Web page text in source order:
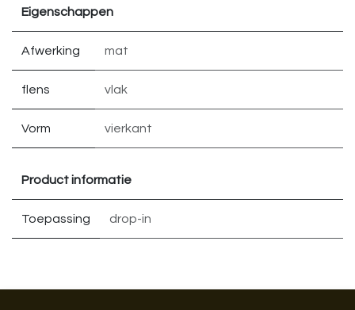
Eigenschappen
Afwerking mat
flens vlak
Vorm vierkant
Product informatie
Toepassing drop-in